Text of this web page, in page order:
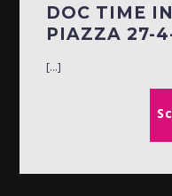
DOC TIME
PIAZZA 27-
[...]